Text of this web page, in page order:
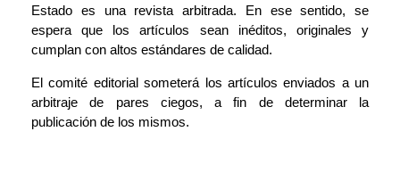
Estado es una revista arbitrada. En ese sentido, se
espera que los artículos sean inéditos, originales y
cumplan con altos estándares de calidad.
El comité editorial someterá los artículos enviados a un
arbitraje de pares ciegos, a fin de determinar la
publicación de los mismos.